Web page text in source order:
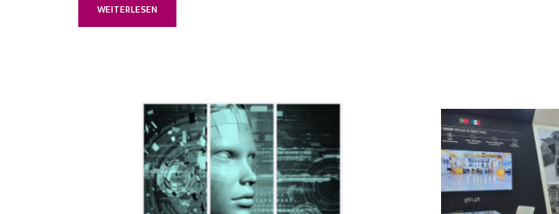
WEITERLESEN